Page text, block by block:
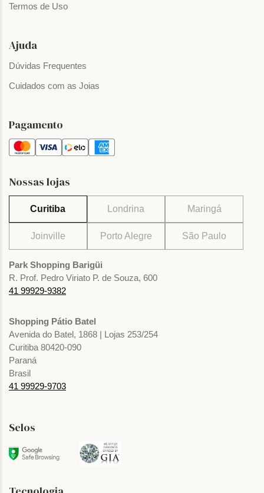
Termos de Uso
Ajuda
Dúvidas Frequentes
Cuidados com as Joias
Pagamento
Nossas lojas
Curitiba Londrina Maringá
Joinville Porto Alegre São Paulo
Park Shopping Barigüi
R. Prof. Pedro Viriato P. de Souza, 600
41 99929-9382
Shopping Pátio Batel
Avenida do Batel, 1868 | Lojas 253/254
Curitiba 80420-090
Paraná
Brasil
41 99929-9703
Selos